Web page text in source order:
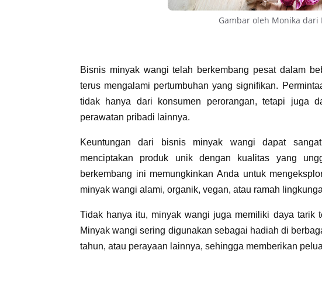
Gambar oleh Monika dari
Bisnis minyak wangi telah berkembang pesat dalam
terus mengalami pertumbuhan yang signifikan.
tidak hanya dari konsumen perorangan, tetapi juga
perawatan pribadi lainnya.
Keuntungan dari bisnis minyak wangi dapat
menciptakan produk unik dengan kualitas yang
berkembang ini memungkinkan Anda untuk
minyak wangi alami, organik, vegan, atau ramah
Tidak hanya itu, minyak wangi juga memiliki daya tarik
Minyak wangi sering digunakan sebagai hadiah di
tahun, atau perayaan lainnya, sehingga memberikan